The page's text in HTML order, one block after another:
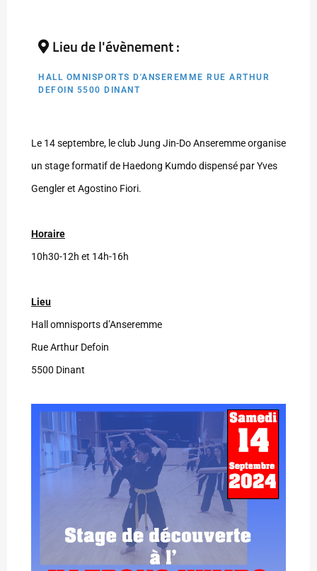
Lieu de l'évènement :
HALL OMNISPORTS D'ANSEREMME RUE ARTHUR
DEFOIN 5500 DINANT
Le 14 septembre, le club Jung Jin-Do Anseremme organise
un stage formatif de Haedong Kumdo dispensé par Yves
Gengler et Agostino Fiori.
Horaire
10h30-12h et 14h-16h
Lieu
Hall omnisports d’Anseremme
Rue Arthur Defoin
5500 Dinant